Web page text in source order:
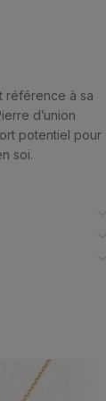
référence à sa
d’union
potentiel pour
soi.